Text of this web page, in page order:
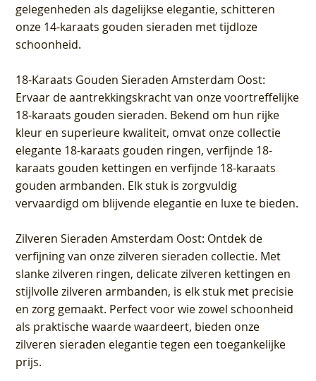
gelegenheden als dagelijkse elegantie, schitteren
onze 14-karaats gouden sieraden met tijdloze
schoonheid.
18-Karaats Gouden Sieraden Amsterdam Oost:
Ervaar de aantrekkingskracht van onze voortreffelijke
18-karaats gouden sieraden. Bekend om hun rijke
kleur en superieure kwaliteit, omvat onze collectie
elegante 18-karaats gouden ringen, verfijnde 18-
karaats gouden kettingen en verfijnde 18-karaats
gouden armbanden. Elk stuk is zorgvuldig
vervaardigd om blijvende elegantie en luxe te bieden.
Zilveren Sieraden Amsterdam Oost: Ontdek de
verfijning van onze zilveren sieraden collectie. Met
slanke zilveren ringen, delicate zilveren kettingen en
stijlvolle zilveren armbanden, is elk stuk met precisie
en zorg gemaakt. Perfect voor wie zowel schoonheid
als praktische waarde waardeert, bieden onze
zilveren sieraden elegantie tegen een toegankelijke
prijs.